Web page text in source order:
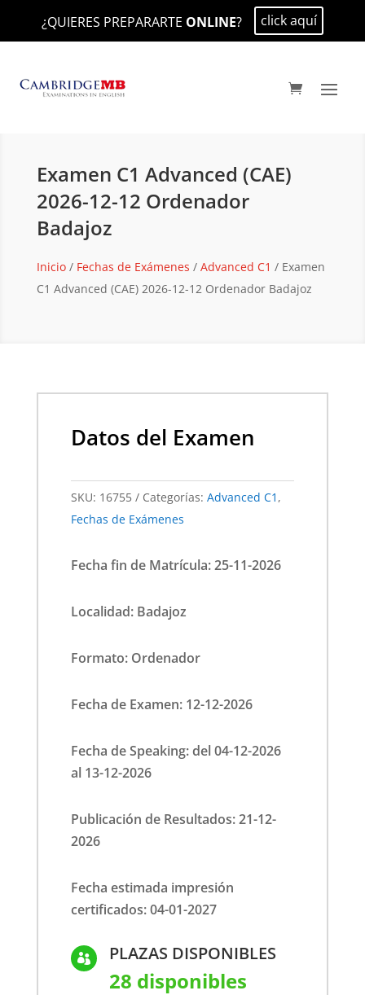
¿QUIERES PREPARARTE ONLINE? click aquí
Examen C1 Advanced (CAE)
2026-12-12 Ordenador
Badajoz
Inicio/ Fechas de Exámenes / Advanced C1 / Examen
C1 Advanced (CAE) 2026-12-12 Ordenador Badajoz
Datos del Examen
SKU: 16755 Categorías: Advanced C1 ,
Fechas de Exámenes
Fecha fin de Matrícula: 25-11-2026
Localidad: Badajoz
Formato: Ordenador
Fecha de Examen: 12-12-2026
Fecha de Speaking: del 04-12-2026
al 13-12-2026
Publicación de Resultados: 21-12-
2026
Fecha estimada impresión
certificados: 04-01-2027
 PLAZAS DISPONIBLES
28 disponibles